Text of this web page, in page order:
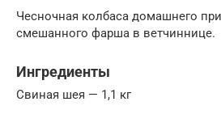
Чесночная колбаса домашнего
смешанного фарша в ветчиннице.
Ингредиенты
Свиная шея — 1,1 кг